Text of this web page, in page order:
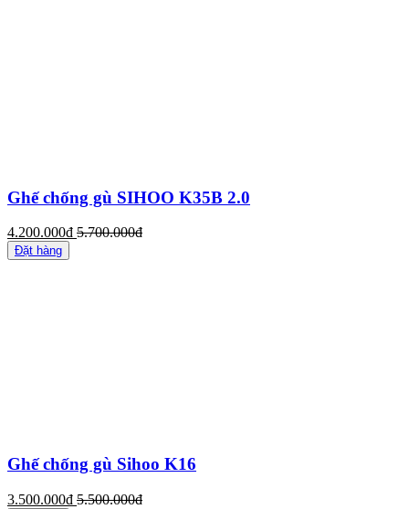
Ghế chống gù SIHOO K35B 2.0
4.200.000đ 5.700.000đ
Đặt hàng
Ghế chống gù Sihoo K16
3.500.000đ 5.500.000đ